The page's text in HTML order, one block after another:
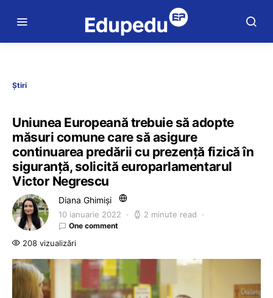
Știri
Uniunea Europeană trebuie să adopte
măsuri comune care să asigure
continuarea predării cu prezență fizică în
siguranță, solicită europarlamentarul
Victor Negrescu
Diana Ghimiși
10 ianuarie 2022 2 minute read
One comment
208 vizualizări